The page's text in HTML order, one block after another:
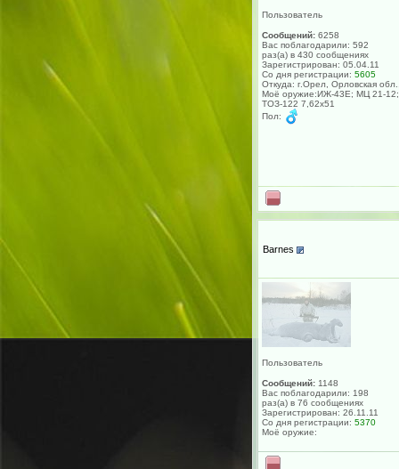
Пользователь
Сообщений: 6258
Вас поблагодарили: 592
раз(а) в 430 сообщениях
Зарегистрирован: 05.04.11
Со дня регистрации: 5605
Откуда: г.Орел, Орловская
Моё оружие:ИЖ-43Е; МЦ 21-12;
ТОЗ-122 7,62х51
Пол:
Barnes
Пользователь
Сообщений: 1148
Вас поблагодарили: 198
раз(а) в 76 сообщениях
Зарегистрирован: 26.11.11
Со дня регистрации: 5370
Моё оружие: